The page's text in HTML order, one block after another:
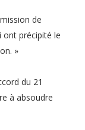
de
ont précipité le
»
du 21
à absoudre